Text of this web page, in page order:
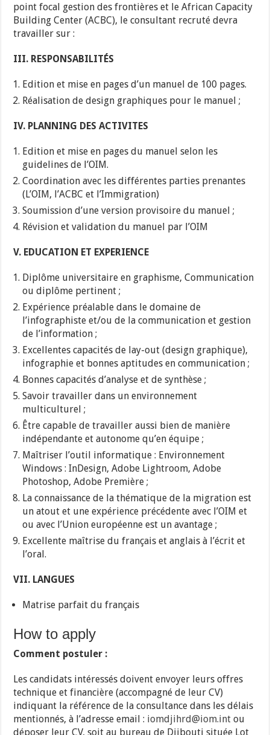
point focal gestion des frontières et le African Capacity
Building Center (ACBC), le consultant recruté devra
travailler sur :
III. RESPONSABILITÉS
Edition et mise en pages d’un manuel de 100 pages.
Réalisation de design graphiques pour le manuel ;
IV. PLANNING DES ACTIVITES
Edition et mise en pages du manuel selon les
guidelines de l’OIM.
Coordination avec les différentes parties prenantes
(L’OIM, l’ACBC et l’Immigration)
Soumission d’une version provisoire du manuel ;
Révision et validation du manuel par l’OIM
V. EDUCATION ET EXPERIENCE
Diplôme universitaire en graphisme, Communication
ou diplôme pertinent ;
Expérience préalable dans le domaine de
l’infographiste et/ou de la communication et gestion
de l’information ;
Excellentes capacités de lay-out (design graphique),
infographie et bonnes aptitudes en communication ;
Bonnes capacités d’analyse et de synthèse ;
Savoir travailler dans un environnement
multiculturel ;
Être capable de travailler aussi bien de manière
indépendante et autonome qu’en équipe ;
Maîtriser l’outil informatique : Environnement
Windows : InDesign, Adobe Lightroom, Adobe
Photoshop, Adobe Première ;
La connaissance de la thématique de la migration est
un atout et une expérience précédente avec l’OIM et
ou avec l’Union européenne est un avantage ;
Excellente maîtrise du français et anglais à l’écrit et
l’oral.
VII. LANGUES
Matrise parfait du français
How to apply
Comment postuler :
Les candidats intéressés doivent envoyer leurs offres
technique et financière (accompagné de leur CV)
indiquant la référence de la consultance dans les délais
mentionnés, à l’adresse email : iomdjihrd@iom.int ou
déposer leur CV, soit au bureau de Djibouti située Lot